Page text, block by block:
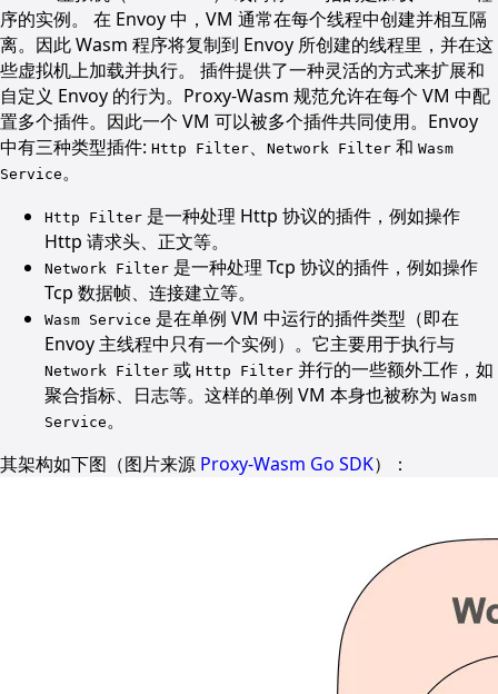
序的实例。 在 Envoy 中，VM 通常在每个线程中创建并相互隔
离。因此 Wasm 程序将复制到 Envoy 所创建的线程里，并在这
些虚拟机上加载并执行。 插件提供了一种灵活的方式来扩展和
自定义 Envoy 的行为。Proxy-Wasm 规范允许在每个 VM 中配
置多个插件。因此一个 VM 可以被多个插件共同使用。Envoy
中有三种类型插件: Http Filter、 Network Filter 和 Wasm
Service。
Http Filter 是一种处理 Http 协议的插件，例如操作
Http 请求头、正文等。
Network Filter 是一种处理 Tcp 协议的插件，例如操作
Tcp 数据帧、连接建立等。
Wasm Service 是在单例 VM 中运行的插件类型（即在
Envoy 主线程中只有一个实例）。它主要用于执行与
Network Filter 或 Http Filter 并行的一些额外工作，如
聚合指标、日志等。这样的单例 VM 本身也被称为 Wasm
Service。
其架构如下图（图片来源 Proxy-Wasm Go SDK）：